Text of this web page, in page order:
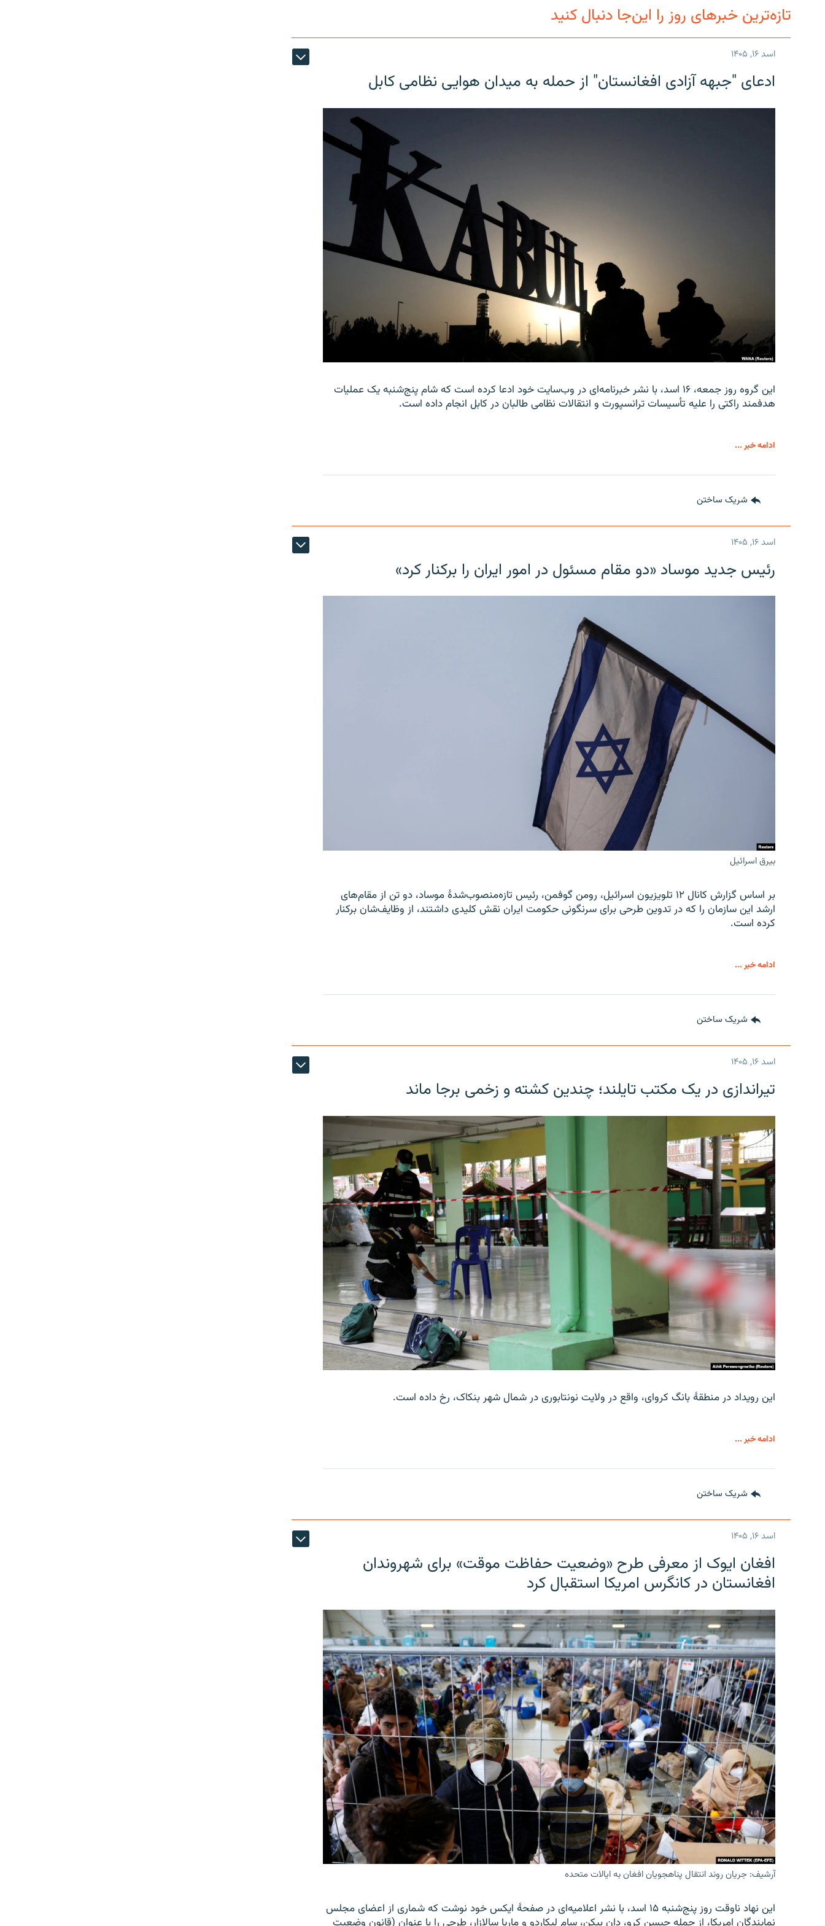
تازه‌ترین خبرهای روز را این‌جا دنبال کنید
اسد ۱۶, ۱۴۰۵
ادعای "جبهه آزادی افغانستان" از حمله به میدان هوایی نظامی کابل
این گروه روز جمعه، ۱۶ اسد، با نشر خبرنامه‌ای در وب‌سایت خود ادعا کرده است که شام پنج‌شنبه یک عملیات
هدفمند راکتی را علیه تأسیسات ترانسپورت و انتقالات نظامی طالبان در کابل انجام داده است.
ادامه خبر ...
شریک ساختن
اسد ۱۶, ۱۴۰۵
رئیس جدید موساد «دو مقام مسئول در امور ایران را برکنار کرد»
بیرق اسرائیل
بر اساس گزارش کانال ۱۲ تلویزیون اسرائیل، رومن گوفمن، رئیس تازه‌منصوب‌شدۀ موساد، دو تن از مقام‌های
ارشد این سازمان را که در تدوین طرحی برای سرنگونی حکومت ایران نقش کلیدی داشتند، از وظایف‌شان برکنار
کرده است.
ادامه خبر ...
شریک ساختن
اسد ۱۶, ۱۴۰۵
تیراندازی در یک مکتب تایلند؛ چندین کشته و زخمی برجا ماند
این رویداد در منطقۀ بانگ کروای، واقع در ولایت نونتابوری در شمال شهر بنکاک، رخ داده است.
ادامه خبر ...
شریک ساختن
اسد ۱۶, ۱۴۰۵
افغان ایوک از معرفی طرح «وضعیت حفاظت موقت» برای شهروندان
افغانستان در کانگرس امریکا استقبال کرد
آرشیف: جریان روند انتقال پناهجویان افغان به ایالات متحده
این نهاد ناوقت روز پنج‌شنبه ۱۵ اسد، با نشر اعلامیه‌ای در صفحۀ ایکس خود نوشت که شماری از اعضای مجلس